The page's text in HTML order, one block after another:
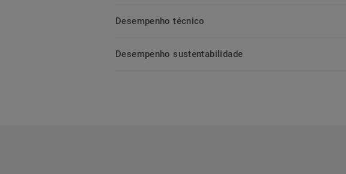
Desempenho técnico
Desempenho sustentabilidade